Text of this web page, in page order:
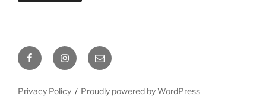
FacebookInstagramEmail
Privacy Policy Proudly powered by WordPress